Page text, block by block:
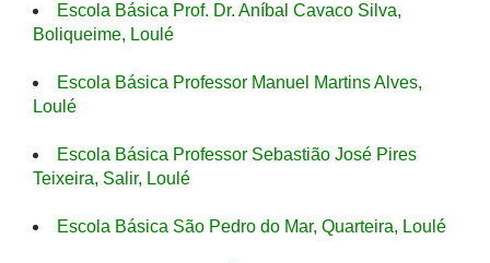
Escola Básica Prof. Dr. Aníbal Cavaco Silva,
Boliqueime, Loulé
Escola Básica Professor Manuel Martins Alves,
Loulé
Escola Básica Professor Sebastião José Pires
Teixeira, Salir, Loulé
Escola Básica São Pedro do Mar, Quarteira, Loulé